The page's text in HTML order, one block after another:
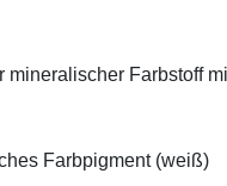
mineralischer Farbstoff
Farbpigment (weiß)